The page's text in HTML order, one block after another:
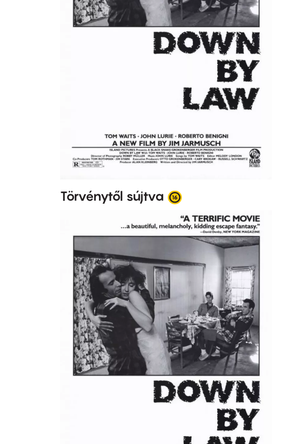
Törvénytől sújtva